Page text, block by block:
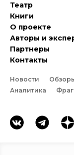
Театр
Книги
О проекте
Авторы и
Партнеры
Контакты
Новости
Аналитика